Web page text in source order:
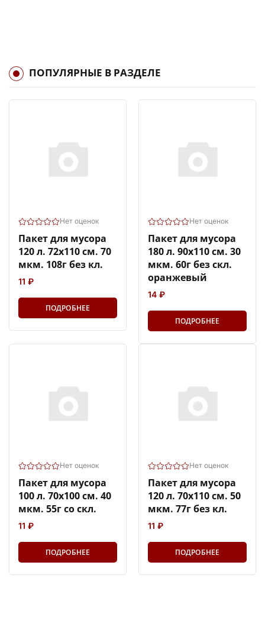
ПОПУЛЯРНЫЕ В РАЗДЕЛЕ
Нет оценок
Пакет для мусора
120 л. 72х110 см. 70
мкм. 108г без кл.
11 ₽
ПОДРОБНЕЕ
Нет оценок
Пакет для мусора
180 л. 90х110 см. 30
мкм. 60г без скл.
оранжевый
14 ₽
ПОДРОБНЕЕ
Нет оценок
Пакет для мусора
100 л. 70х100 см. 40
мкм. 55г со скл.
11 ₽
ПОДРОБНЕЕ
Нет оценок
Пакет для мусора
120 л. 70х110 см. 50
мкм. 77г без кл.
11 ₽
ПОДРОБНЕЕ